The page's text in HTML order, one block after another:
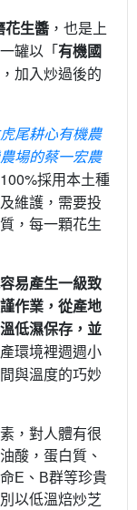
花生醬 ，也是上
罐以「有機國
加入炒過後的
尾耕心有機農
場的蔡一宏農
採用本土種
維護，需要投
，每一顆花生
易產生一級致
作業，從產地
低濕保存，並
環境裡週週小
與溫度的巧妙
，對人體有很
酸，蛋白質、
E、B群等珍貴
以低溫焙炒芝